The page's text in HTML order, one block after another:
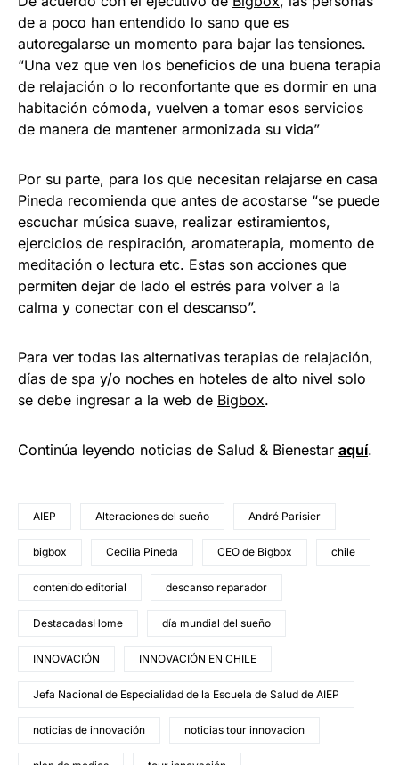
de a poco han entendido lo sano que es
autoregalarse un momento para bajar las tensiones.
“Una vez que ven los beneficios de una buena terapia
de relajación o lo reconfortante que es dormir en una
habitación cómoda, vuelven a tomar esos servicios
de manera de mantener armonizada su vida”
Por su parte, para los que necesitan relajarse en casa
Pineda recomienda que antes de acostarse “se puede
escuchar música suave, realizar estiramientos,
ejercicios de respiración, aromaterapia, momento de
meditación o lectura etc. Estas son acciones que
permiten dejar de lado el estrés para volver a la
calma y conectar con el descanso”.
Para ver todas las alternativas terapias de relajación,
días de spa y/o noches en hoteles de alto nivel solo
se debe ingresar a la web de Bigbox.
Continúa leyendo noticias de Salud & Bienestar aquí.
AIEP Alteraciones del sueño André Parisier
bigbox Cecilia Pineda CEO de Bigbox chile
contenido editorial descanso reparador
DestacadasHome día mundial del sueño
INNOVACIÓN INNOVACIÓN EN CHILE
Jefa Nacional de Especialidad de la Escuela de Salud de AIEP
noticias de innovación noticias tour innovacion